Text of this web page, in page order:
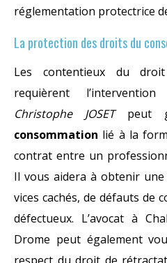
réglementation protectrice
La protection des droits du
Les contentieux du
requièrent
Christophe JOSET peut
consommation lié à la
contrat entre un
Il vous aidera à obtenir
vices cachés, de défauts de
défectueux. L’avocat à
Drome peut également